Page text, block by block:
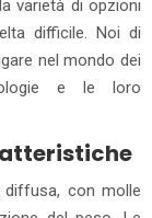
varietà di opzioni
difficile. Noi di
nel mondo dei
e le loro
con molle